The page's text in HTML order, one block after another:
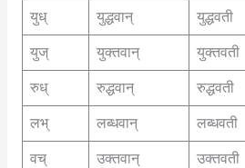
युध् युद्धवान् युद्धवती
युज् युक्तवान् युक्तवती
रुध् रुद्धवान् रुद्धवती
लभ् लब्धवान् लब्धवती
वच् उक्तवान् उक्तवती